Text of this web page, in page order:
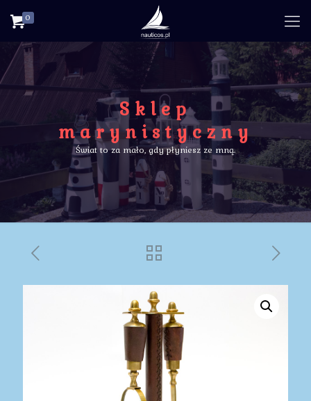
0
Sklep
marynistyczny
Świat to za mało, gdy płyniesz ze mną.